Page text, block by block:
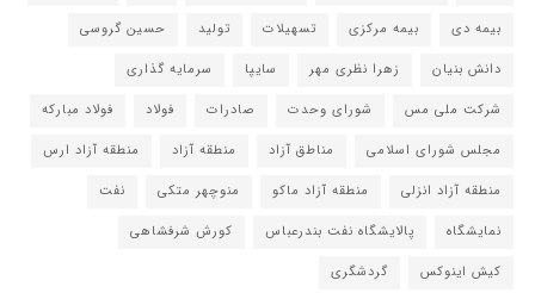
بیمه دی
بیمه مرکزی تسهیلات تولید
حسین گروسی
دانش بنیان
زهرا نظری مهر سایپا
سرمایه گذاری
شرکت ملی مس
شورای وحدت صادرات فولاد
فولاد مبارکه
مجلس شورای اسلامی
مناطق آزاد منطقه آزاد
منطقه آزاد ارس
منطقه آزاد انزلی
منطقه آزاد ماکو منوچهر متکی
نفت
نمایشگاه
پالایشگاه نفت بندرعباس
کورش شرفشاهی
کیش اینوکس
گردشگری